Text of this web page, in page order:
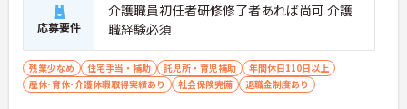
応募要件
介護職員初任者研修修了者あれば尚可 介護
職経験必須
残業少なめ 住宅手当・補助 託児所・育児補助
年間休日110日以上
産休･育休･介護休暇取得実績あり
社会保険完備 退職金制度あり